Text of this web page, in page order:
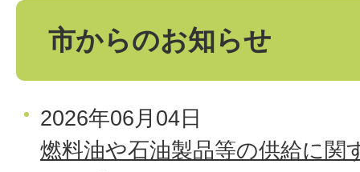
市からのお知らせ
2026年06月04日
燃料油や石油製品等の供給に関